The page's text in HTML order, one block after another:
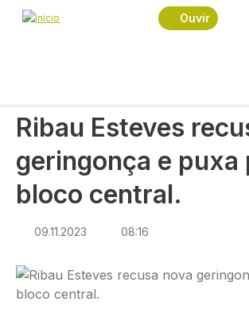
Passar para o conteúdo principal
Ouvir
Navegação estrutural
Início
Política
Ribau Esteves recusa nova
Ribau Esteves
geringonça e puxa
bloco central.
09.11.2023 08:16
Imagem